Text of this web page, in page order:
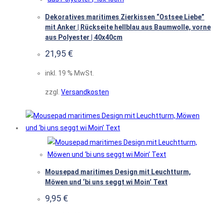
Dekoratives maritimes Zierkissen “Ostsee Liebe”
mit Anker | Rückseite hellblau aus Baumwolle, vorne
aus Polyester | 40x40cm
21,95 €
inkl. 19 % MwSt.
zzgl. Versandkosten
Mousepad maritimes Design mit Leuchtturm,
Möwen und ‘bi uns seggt wi Moin’ Text
9,95 €